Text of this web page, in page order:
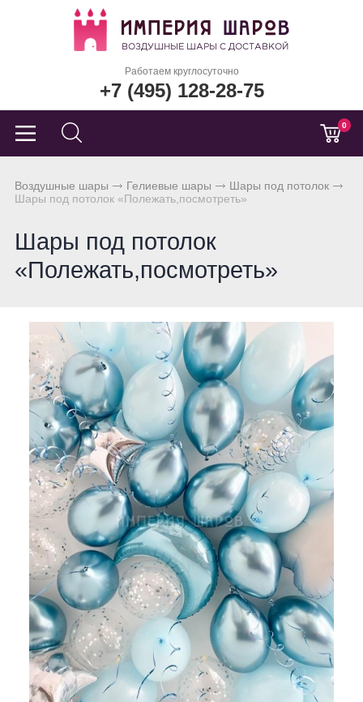
Работаем круглосуточно
+7 (495) 128-28-75
0
Воздушные шары Гелиевые шары
Шары под потолок
Шары под потолок «Полежать,посмотреть»
Шары под потолок
«Полежать,посмотреть»